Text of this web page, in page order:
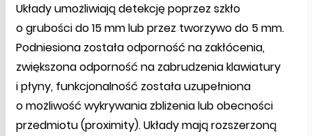
Układy umożliwiają detekcję poprzez szkło
o grubości do 15 mm lub przez tworzywo do 5 mm.
Podniesiona została odporność na zakłócenia,
zwiększona odporność na zabrudzenia klawiatury
i płyny, funkcjonalność została uzupełniona
o możliwość wykrywania zbliżenia lub obecności
przedmiotu (proximity). Układy mają rozszerzoną